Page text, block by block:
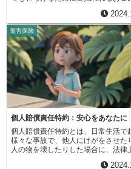
う。
減してくれる大きなメリットです。
治療費や休業損害、慰謝料など、様
害に対して幅広く補償を受けられま
談交渉が長引いたり、相手方の支払
ったりする心配もありません。人身
険の補償範囲は、治療費、入院雑費
交通費などの実費に加え、休業損害
障害による逸失利益、死亡保険金、
などが含まれます。これにより、事
る経済的な損失を最小限に抑えるこ
きます。さらに、弁護士費用特約を
ることで、専門家による法的サポー
けることも可能です。自動車事故は
を大きく変えてしまう可能性があり
万が一の事故に備え、人身傷害保険
入を検討することは、自分自身と家
心・安全なカーライフを送るために
であり、他人の権利や利益を侵害す
を指します。例えば、交通事故で怪
せられた、医療ミスで後遺症が残っ
った、あるいは、根も葉もない噂を
れて名誉を傷つけられた、といった
該当します。このような不当な行い
て損害を受けた人は、加害者に対し
を償うように請求することができま
れを損害賠償請求といいます。損害
は、治療費や入院費、働けなかった
収入の減少分など、お金で計算でき
に対する賠償が含まれます。これに
含まれます。これが慰謝料です。慰
は、被害者がどれだけの苦しみを味
のかをお金に換算して評価するもの
身体的な苦痛はもちろんのこと、精
傷害保険
個人賠償責任特約：安心をあなたに
個人賠償責任特約とは、日常生活で
様々な事故で、他人にけがをさせた
人の物を壊したりした場合に、法律